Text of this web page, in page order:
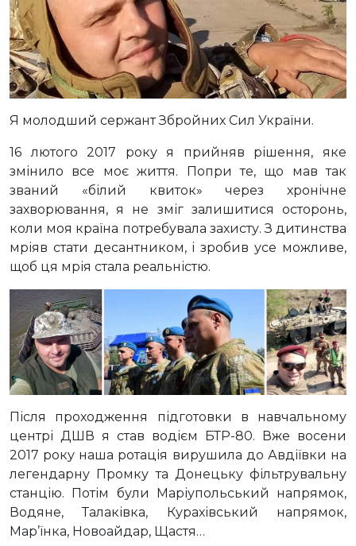
Я молодший сержант Збройних Сил України.
16 лютого 2017 року я прийняв рішення, яке
змінило все моє життя. Попри те, що мав так
званий «білий квиток» через хронічне
захворювання, я не зміг залишитися осторонь,
коли моя країна потребувала захисту. З дитинства
мріяв стати десантником, і зробив усе можливе,
щоб ця мрія стала реальністю.
Після проходження підготовки в навчальному
центрі ДШВ я став водієм БТР-80. Вже восени
2017 року наша ротація вирушила до Авдіївки на
легендарну Промку та Донецьку фільтрувальну
станцію. Потім були Маріупольський напрямок,
Водяне, Талаківка, Курахівський напрямок,
Мар’їнка, Новоайдар, Щастя…